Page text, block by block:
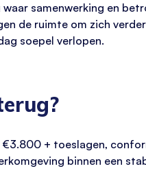
samenwerking en
de ruimte om zich
soepel verlopen.
+ toeslagen,
binnen een